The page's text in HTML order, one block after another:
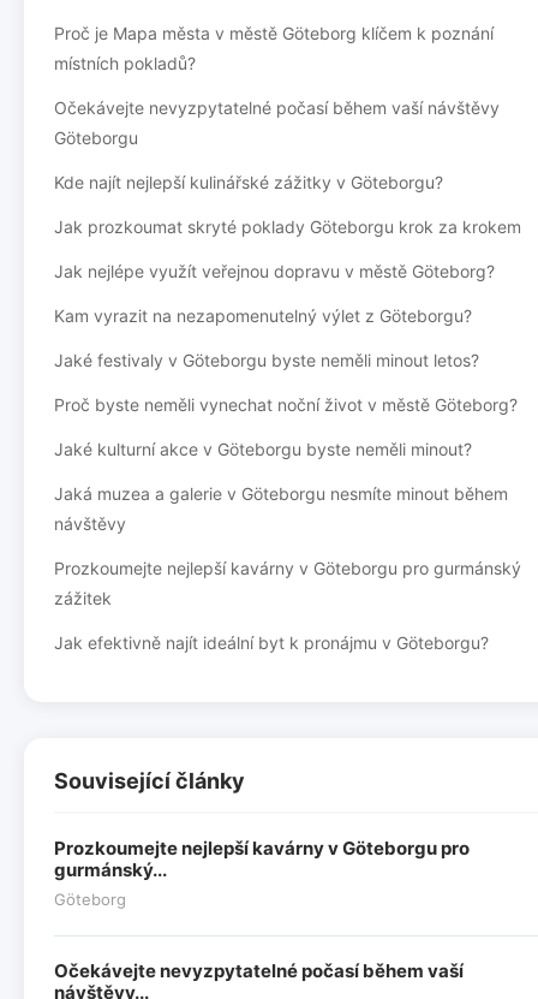
Proč je Mapa města v městě Göteborg klíčem k poznání
místních pokladů?
Očekávejte nevyzpytatelné počasí během vaší návštěvy
Göteborgu
Kde najít nejlepší kulinářské zážitky v Göteborgu?
Jak prozkoumat skryté poklady Göteborgu krok za krokem
Jak nejlépe využít veřejnou dopravu v městě Göteborg?
Kam vyrazit na nezapomenutelný výlet z Göteborgu?
Jaké festivaly v Göteborgu byste neměli minout letos?
Proč byste neměli vynechat noční život v městě Göteborg?
Jaké kulturní akce v Göteborgu byste neměli minout?
Jaká muzea a galerie v Göteborgu nesmíte minout během
návštěvy
Prozkoumejte nejlepší kavárny v Göteborgu pro gurmánský
zážitek
Jak efektivně najít ideální byt k pronájmu v Göteborgu?
Související články
Prozkoumejte nejlepší kavárny v Göteborgu pro
gurmánský...
Göteborg
Očekávejte nevyzpytatelné počasí během vaší
návštěvy...